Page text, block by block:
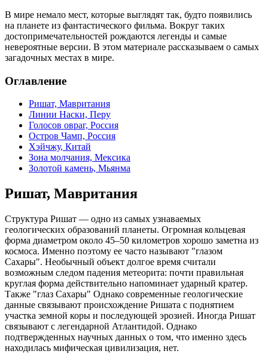
В мире немало мест, которые выглядят так, будто появились
на планете из фантастического фильма. Вокруг таких
достопримечательностей рождаются легенды и самые
невероятные версии. В этом материале рассказываем о самых
загадочных местах в мире.
Оглавление
Ришат, Мавритания
Линии Наски, Перу
Голосов овраг, Россия
Остров Чамп, Россия
Хэйчжу, Китай
Зона молчания, Мексика
Золотой камень, Мьянма
Ришат, Мавритания
Структура Ришат — одно из самых узнаваемых
геологических образований планеты. Огромная кольцевая
форма диаметром около 45–50 километров хорошо заметна из
космоса. Именно поэтому ее часто называют "глазом
Сахары". Необычный объект долгое время считали
возможным следом падения метеорита: почти правильная
круглая форма действительно напоминает ударный кратер.
Также "глаз Сахары" Однако современные геологические
данные связывают происхождение Ришата с поднятием
участка земной коры и последующей эрозией. Иногда Ришат
связывают с легендарной Атлантидой. Однако
подтвержденных научных данных о том, что именно здесь
находилась мифическая цивилизация, нет.